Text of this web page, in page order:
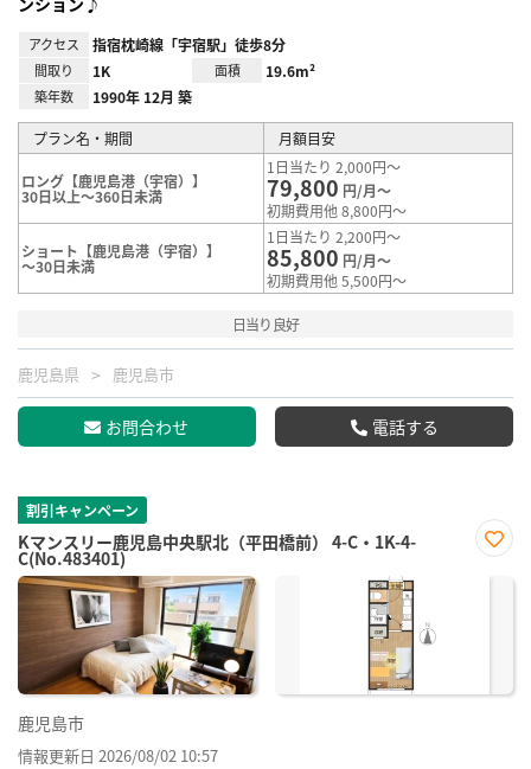
アクセス 指宿枕崎線「宇宿駅」徒歩8分
間取り 1K 面積 19.6m²
築年数 1990年 12月 築
プラン名・期間 月額目安
ロング【鹿児島港（宇宿）】
30日以上～360日未満
1日当たり 2,000円～
79,800 円/月～
初期費用他 8,800円～
ショート【鹿児島港（宇宿）】
～30日未満
1日当たり 2,200円～
85,800 円/月～
初期費用他 5,500円～
日当り良好
鹿児島県 鹿児島市
お問合わせ 電話する
割引キャンペーン
Kマンスリー鹿児島中央駅北（平田橋前） 4-C・1K-4-
C(No.483401)
に入
鹿児島市
情報更新日 2026/08/02 10:57